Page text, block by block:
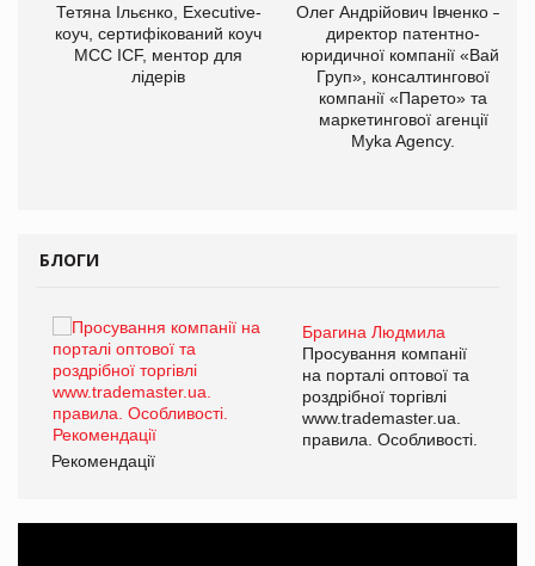
Тетяна Ільєнко, Executive-
коуч, сертифікований коуч
МСС ICF, ментор для
лідерів
Олег Андрійович Івченко —
директор патентно-
юридичної компанії «Вайз
Груп», консалтингової
компанії «Парето» та
маркетингової агенції
Myka Agency.
БЛОГИ
Брагина Людмила
Просування компанії
на порталі оптової та
роздрібної торгівлі
www.trademaster.ua.
правила. Особливості.
Рекомендації